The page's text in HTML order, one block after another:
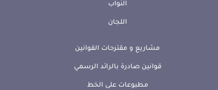
النواب
اللجان
مشاريع و مقترحات القوانين
قوانين صادرة بالرائد الرسمي
مطبوعات على الخط